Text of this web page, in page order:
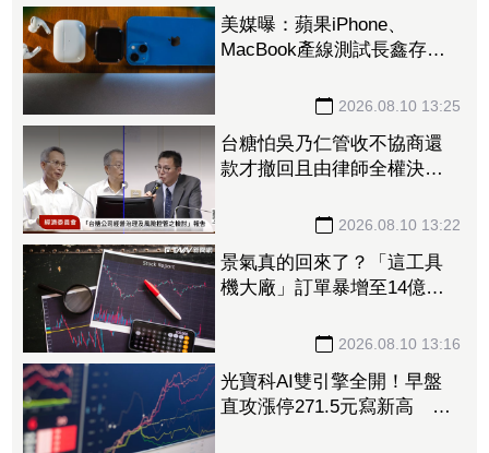
美媒曝：蘋果iPhone、
MacBook產線測試長鑫存儲
2026.08.10 13:25
台糖怕吳乃仁管收不協商還
款才撤回且由律師全權決
2026.08.10 13:22
景氣真的回來了？「這工具
機大廠」訂單暴增至14億
到年底、EPS一次看2026.08.10 13:16
光寶科AI雙引擎全開！早盤
直攻漲停271.5元寫新高 高